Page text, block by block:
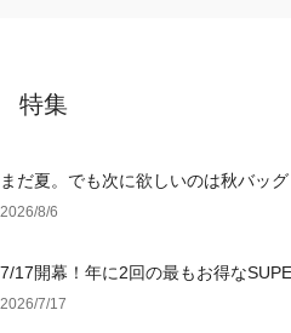
特集
まだ夏。でも次に欲しいのは秋バッグ
2026/8/6
7/17開幕！年に2回の最もお得な
2026/7/17